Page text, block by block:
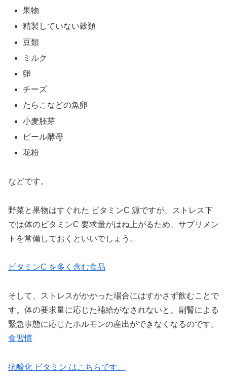
果物
精製していない穀類
豆類
ミルク
卵
チーズ
たらこなどの魚卵
小麦胚芽
ビール酵母
花粉
などです。
野菜と果物はすぐれた ビタミンC 源ですが、ストレス下
では体のビタミンC 要求量がはね上がるため、サプリメン
トを常備しておくといいでしょう。
ビタミンC を多く含む食品
そして、ストレスがかかった場合にはすかさず飲むことで
す。体の要求量に応じた補給がなされないと、副腎による
緊急事態に応じたホルモンの産出ができなくなるのです。
食習慣
抗酸化 ビタミン はこちらです。